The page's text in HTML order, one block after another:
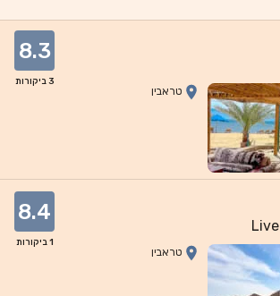
8.3
3ביקורות
טראבין
8.4
1ביקורות
טראבין